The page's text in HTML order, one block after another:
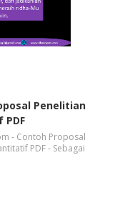
Penelitian
- Contoh Proposal
PDF - Sebagai